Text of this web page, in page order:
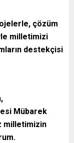
çözüm
milletimizi
destekçisi
Mübarek
milletimizin